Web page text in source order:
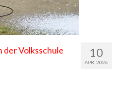
10
APR. 2026
der Volksschule